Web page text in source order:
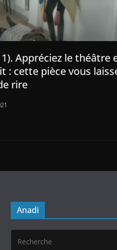
Appréciez le théâtre
: cette pièce vous
rire
Anadi